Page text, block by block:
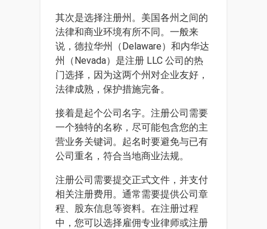
其次是选择注册州。美国各州之间的
法律和商业环境有所不同。一般来
说，德拉华州（Delaware）和内华达
州（Nevada）是注册 LLC 公司的热
门选择，因为这两个州对企业友好，
法律成熟，保护措施完备。
接着是起个公司名字。注册公司需要
一个独特的名称，尽可能包含您的主
营业务关键词。起名时要避免与已有
公司重名，符合当地商业法规。
注册公司需要提交正式文件，并支付
相关注册费用。通常需要提供公司章
程、股东信息等资料。在注册过程
中，您可以选择雇佣专业律师或注册